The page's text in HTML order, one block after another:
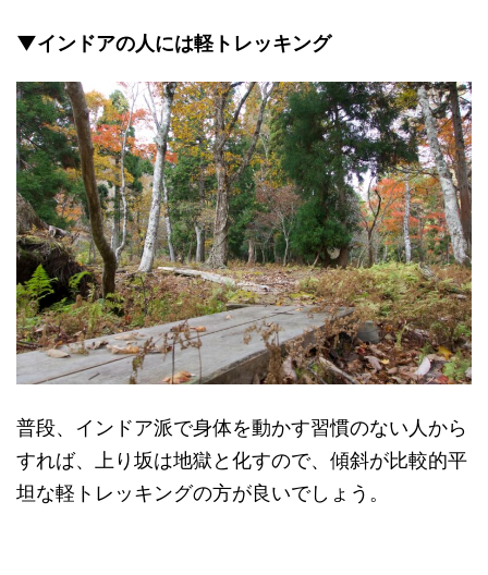
▼インドアの人には軽トレッキング
普段、インドア派で身体を動かす習慣のない人から
すれば、上り坂は地獄と化すので、傾斜が比較的平
坦な軽トレッキングの方が良いでしょう。